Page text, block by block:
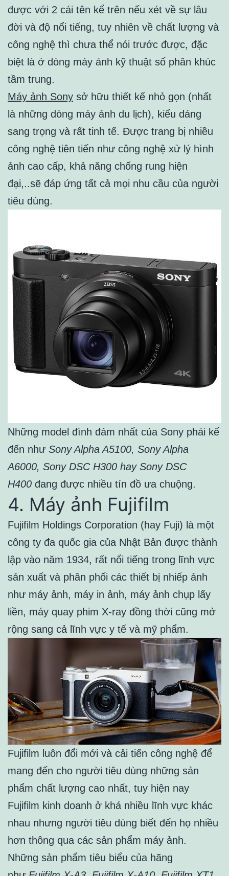
được với 2 cái tên kể trên nếu xét về sự lâu
đời và độ nổi tiếng, tuy nhiên về chất lượng và
công nghệ thì chưa thể nói trước được, đặc
biệt là ở dòng máy ảnh kỹ thuật số phân khúc
tầm trung.
Máy ảnh Sony sở hữu thiết kế nhỏ gọn (nhất
là những dòng máy ảnh du lịch), kiểu dáng
sang trọng và rất tinh tế. Được trang bị nhiều
công nghệ tiên tiến như công nghệ xử lý hình
ảnh cao cấp, khả năng chống rung hiện
đại,..sẽ đáp ứng tất cả mọi nhu cầu của người
tiêu dùng.
Những model đình đám nhất của Sony phải kể
đến như Sony Alpha A5100, Sony Alpha
A6000, Sony DSC H300 hay Sony DSC
H400 đang được nhiều tín đồ ưa chuộng.
4. Máy ảnh Fujifilm
Fujifilm Holdings Corporation (hay Fuji) là một
công ty đa quốc gia của Nhật Bản được thành
lập vào năm 1934, rất nổi tiếng trong lĩnh vực
sản xuất và phân phối các thiết bị nhiếp ảnh
như máy ảnh, máy in ảnh, máy ảnh chụp lấy
liền, máy quay phim X-ray đồng thời cũng mở
rộng sang cả lĩnh vực y tế và mỹ phẩm.
Fujifilm luôn đổi mới và cải tiến công nghệ để
mang đến cho người tiêu dùng những sản
phẩm chất lượng cao nhất, tuy hiện nay
Fujifilm kinh doanh ở khá nhiều lĩnh vực khác
nhau nhưng người tiêu dùng biết đến họ nhiều
hơn thông qua các sản phẩm máy ảnh.
Những sản phẩm tiêu biểu của hãng